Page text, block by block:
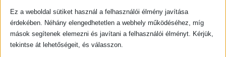
pofonegyszerű lesz!
Ttrükkök a válogatós gyerekekhez:Hogyan
tálald a zöldségeket és gyümölcsöket úgy
Ez a weboldal sütiket használ a felhasználói élmény javítása
érdekében. Néhány elengedhetetlen a webhely működéséhez, míg
mások segítenek elemezni és javítani a felhasználói élményt. Kérjük,
tekintse át lehetőségeit, és válasszon.